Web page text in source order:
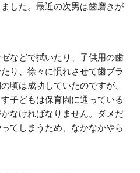
した。最近の次男は歯磨きが
などで拭いたり、子供用の歯
り、徐々に慣れさせて歯ブラ
頃は成功していたのですが、
子どもは保育園に通っている
なければなりません。ダメだ
てしまうため、なかなかやら